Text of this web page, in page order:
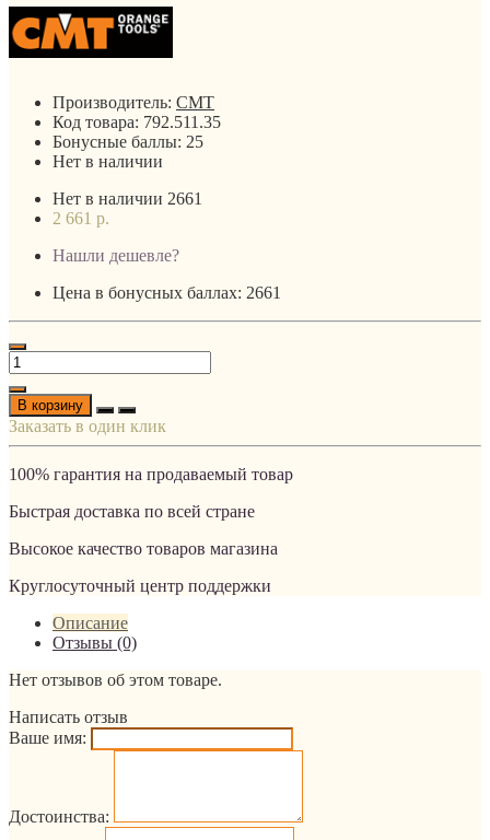
Производитель: CMT
Код товара: 792.511.35
Бонусные баллы: 25
Нет в наличии
Нет в наличии 2661
2 661 р.
Нашли дешевле?
Цена в бонусных баллах: 2661
В корзину
Заказать в один клик
100% гарантия на продаваемый товар
Быстрая доставка по всей стране
Высокое качество товаров магазина
Круглосуточный центр поддержки
Описание
Отзывы (0)
Нет отзывов об этом товаре.
Написать отзыв
Ваше имя:
Достоинства: